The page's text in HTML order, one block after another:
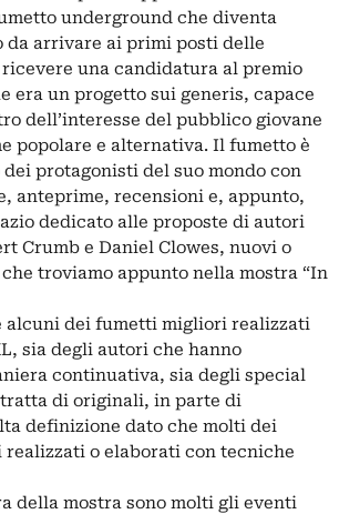
underground che diventa
da arrivare ai primi posti delle
una candidatura al premio
era un progetto sui generis, capace
dell’interesse del pubblico giovane
popolare e alternativa. Il fumetto è
protagonisti del suo mondo con
anteprime, recensioni e, appunto,
dedicato alle proposte di autori
Crumb e Daniel Clowes, nuovi o
troviamo appunto nella mostra “In
alcuni dei fumetti migliori realizzati
sia degli autori che hanno
continuativa, sia degli special
di originali, in parte di
definizione dato che molti dei
o elaborati con tecniche
della mostra sono molti gli eventi